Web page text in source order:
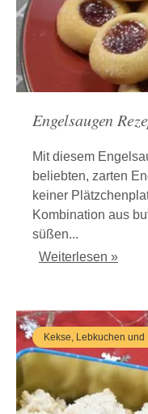
Engelsaugen
Mit diesem
beliebten, zarten
keiner
Kombination aus
süßen...
Weiterlesen »
Kekse, Lebkuchen und